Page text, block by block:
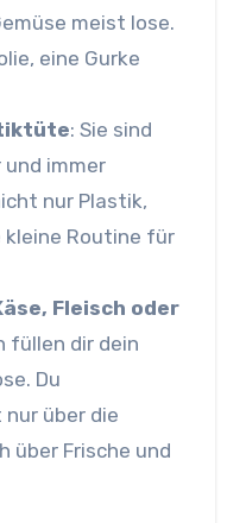
meist lose.
eine Gurke
: Sie sind
immer
nur Plastik,
Routine für
Fleisch oder
füllen dir dein
Du
über die
über Frische und